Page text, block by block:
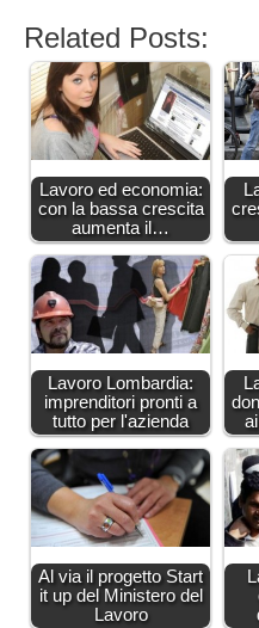
Related Posts:
Lavoro ed economia:
con la bassa crescita
aumenta il…
Lavoro Lombardia:
imprenditori pronti a
tutto per l'azienda
Al via il progetto Start
it up del Ministero del
Lavoro